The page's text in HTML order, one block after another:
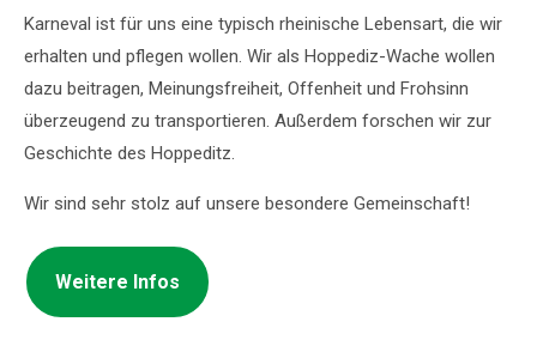
Karneval ist für uns eine typisch rheinische Lebensart, die wir
erhalten und pflegen wollen. Wir als Hoppediz-Wache wollen
dazu beitragen, Meinungsfreiheit, Offenheit und Frohsinn
überzeugend zu transportieren. Außerdem forschen wir zur
Geschichte des Hoppeditz.
Wir sind sehr stolz auf unsere besondere Gemeinschaft!
Weitere Infos